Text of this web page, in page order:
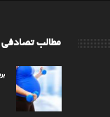
مطالب تصادفی